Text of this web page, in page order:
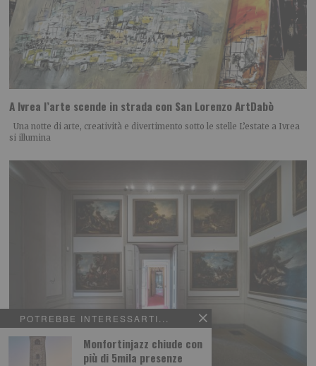
POTREBBE INTERESSARTI...
Monfortinjazz chiude con
più di 5mila presenze
A Ivrea l’arte scende in strada con San Lorenzo ArtDabò
Una notte di arte, creatività e divertimento sotto le stelle L’estate a Ivrea
si illumina